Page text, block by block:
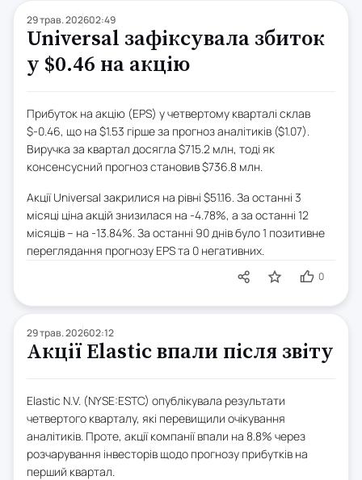
29 трав. 202602:49
Universal зафіксувала збиток
у $0.46 на акцію
Прибуток на акцію (EPS) у четвертому кварталі склав
$-0.46, що на $1.53 гірше за прогноз аналітиків ($1.07).
Виручка за квартал досягла $715.2 млн, тоді як
консенсусний прогноз становив $736.8 млн.
Акції Universal закрилися на рівні $51.16. За останні 3
місяці ціна акцій знизилася на -4.78%, а за останні 12
місяців – на -13.84%. За останні 90 днів було 1 позитивне
переглядання прогнозу EPS та 0 негативних.
0
29 трав. 202602:12
Акції Elastic впали після звіту
Elastic N.V. (NYSE:ESTC) опублікувала результати
четвертого кварталу, які перевищили очікування
аналітиків. Проте, акції компанії впали на 8.8% через
розчарування інвесторів щодо прогнозу прибутків на
перший квартал.